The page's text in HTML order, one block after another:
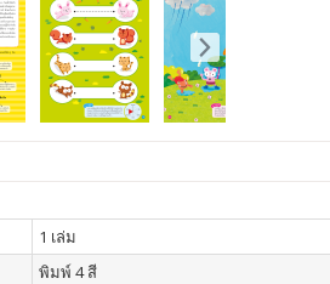
1 เล่ม
พิมพ์ 4 สี